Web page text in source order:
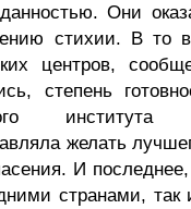
Они
стихии. В то
центров,
степень
института
желать
И
странами, так